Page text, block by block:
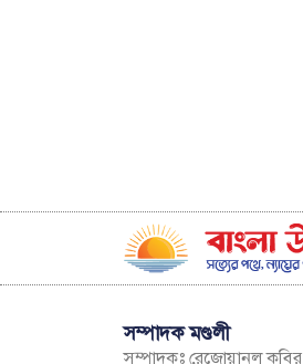
সম্পাদক মণ্ডলী
সম্পাদকঃ রেজোয়ানুল কবির